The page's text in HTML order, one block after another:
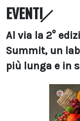
EVENTI
Al via la 2°
Summit, un
più lunga e in